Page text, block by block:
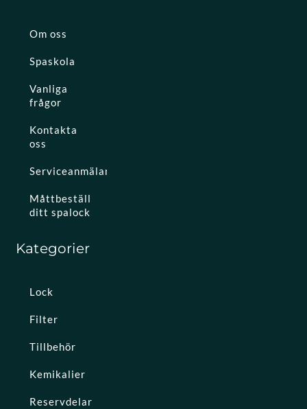
Om oss
Spaskola
Vanliga
frågor
Kontakta
oss
Serviceanmälan
Måttbeställ
ditt spalock
Kategorier
Lock
Filter
Tillbehör
Kemikalier
Reservdelar